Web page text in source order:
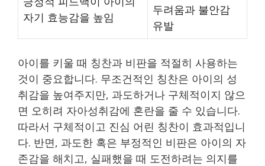
자기 효능감을 높임
두려움과 불안감
유발
아이를 키울 때 칭찬과 비판을 적절히 사용하는
것이 중요합니다. 무조건적인 칭찬은 아이의 성
취감을 높여주지만, 과도하거나 구체적이지 않으
면 오히려 자아성취감에 혼란을 줄 수 있습니다.
따라서 구체적이고 진심 어린 칭찬이 효과적입니
다. 반면, 과도한 혹은 부정적인 비판은 아이의 자
존감을 해치고, 실패했을 때 도전하려는 의지를